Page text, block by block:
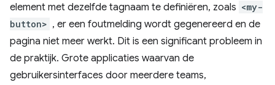
element met dezelfde tagnaam te definiëren, zoals <my-
button> , er een foutmelding wordt gegenereerd en de
pagina niet meer werkt. Dit is een significant probleem in
de praktijk. Grote applicaties waarvan de
gebruikersinterfaces door meerdere teams,